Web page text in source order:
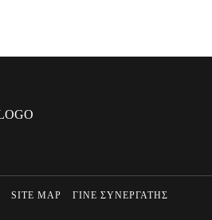
SITE MAP ΓΙΝΕ ΣΥΝΕΡΓΑΤΗΣ